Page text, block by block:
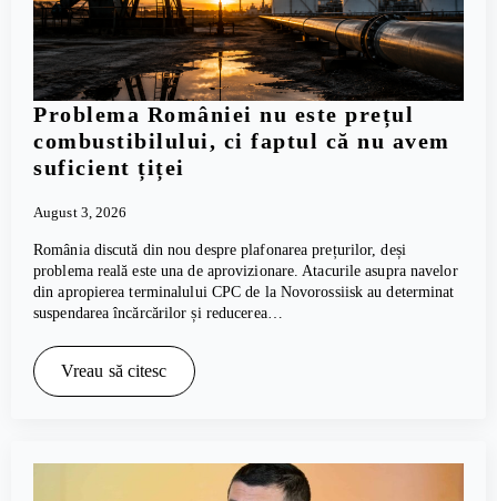
Problema României nu este prețul
combustibilului, ci faptul că nu avem
suficient țiței
August 3, 2026
România discută din nou despre plafonarea prețurilor, deși
problema reală este una de aprovizionare. Atacurile asupra navelor
din apropierea terminalului CPC de la Novorossiisk au determinat
suspendarea încărcărilor și reducerea…
Vreau să citesc